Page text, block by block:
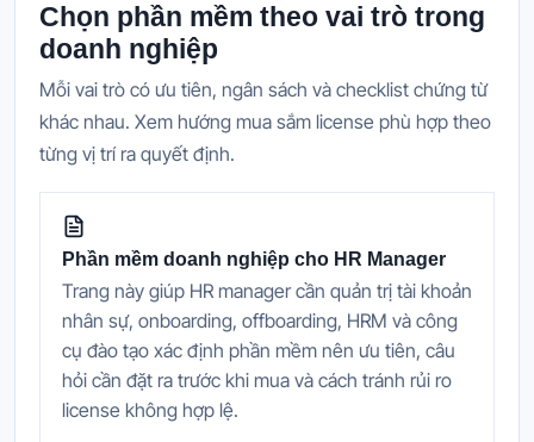
Chọn phần mềm theo vai trò trong
doanh nghiệp
Mỗi vai trò có ưu tiên, ngân sách và checklist chứng từ
khác nhau. Xem hướng mua sắm license phù hợp theo
từng vị trí ra quyết định.
Phần mềm doanh nghiệp cho HR Manager
Trang này giúp HR manager cần quản trị tài khoản
nhân sự, onboarding, offboarding, HRM và công
cụ đào tạo xác định phần mềm nên ưu tiên, câu
hỏi cần đặt ra trước khi mua và cách tránh rủi ro
license không hợp lệ.